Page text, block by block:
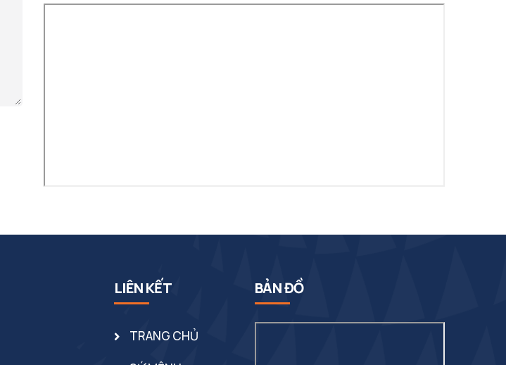
LIÊN KẾT
TRANG CHỦ
BẢN ĐỒ